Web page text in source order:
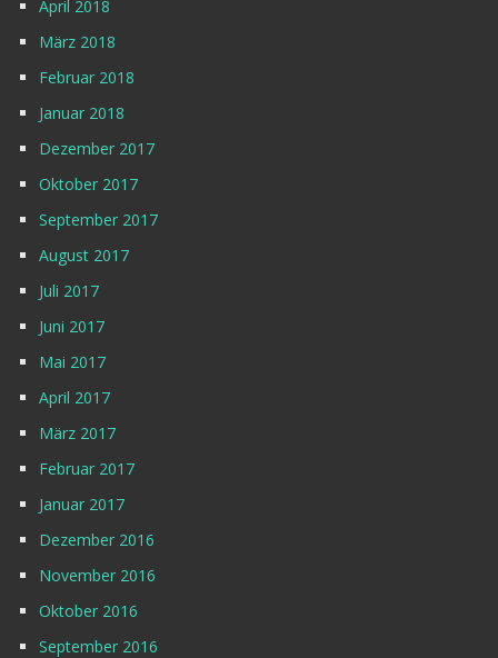
April 2018
März 2018
Februar 2018
Januar 2018
Dezember 2017
Oktober 2017
September 2017
August 2017
Juli 2017
Juni 2017
Mai 2017
April 2017
März 2017
Februar 2017
Januar 2017
Dezember 2016
November 2016
Oktober 2016
September 2016